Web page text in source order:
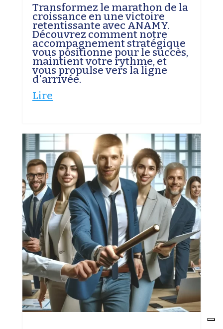
Transformez le marathon de la
croissance en une victoire
retentissante avec ANAMY.
Découvrez comment notre
accompagnement stratégique
vous positionne pour le succès,
maintient votre rythme, et
vous propulse vers la ligne
d'arrivée.
Lire